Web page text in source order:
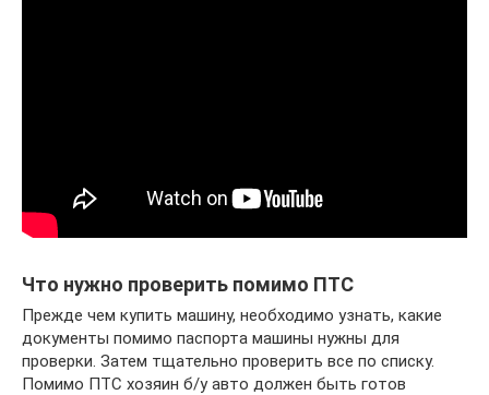
Что нужно проверить помимо ПТС
Прежде чем купить машину, необходимо узнать, какие
документы помимо паспорта машины нужны для
проверки. Затем тщательно проверить все по списку.
Помимо ПТС хозяин б/у авто должен быть готов